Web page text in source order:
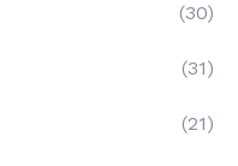
(30)
(31)
(21)